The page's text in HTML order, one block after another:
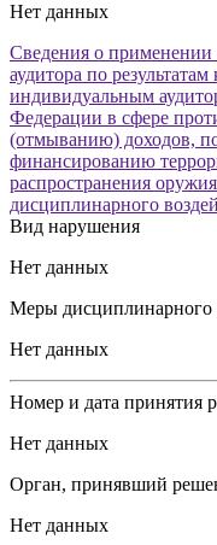
Нет данных
Сведения о
аудитора по
индивидуальным
Федерации в сфере
(отмыванию) доходов,
финансированию
распространения
дисциплинарного
Вид нарушения
Нет данных
Меры дисциплинарного
Нет данных
Номер и дата принятия
Нет данных
Орган, принявший
Нет данных